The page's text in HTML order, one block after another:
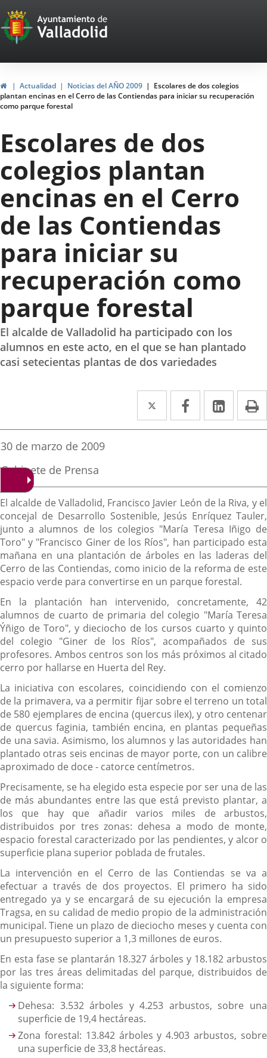
Portal
Web
del
Ayuntamiento
de
Valladolid
HomeActualidad Noticias del AÑO 2009
Escolares de dos colegios
plantan encinas en el Cerro de las Contiendas para iniciar su recuperación
como parque forestal
Escolares de dos
colegios plantan
encinas en el Cerro
de las Contiendas
para iniciar su
recuperación como
parque forestal
El alcalde de Valladolid ha participado con los
alumnos en este acto, en el que se han plantado
casi setecientas plantas de dos variedades
Twitter
Enlace
a
externa.
Facebook
Enlace
a
externa.
Enlace
a
Fecha
la
noticia
30 de marzo de 2009
Fuente
la
noticia
Gabinete de Prensa
Descripción
El alcalde de Valladolid, Francisco Javier León de la Riva, y el
concejal de Desarrollo Sostenible, Jesús Enríquez Tauler,
junto a alumnos de los colegios "María Teresa Iñigo de
Toro" y "Francisco Giner de los Ríos", han participado esta
mañana en una plantación de árboles en las laderas del
Cerro de las Contiendas, como inicio de la reforma de este
espacio verde para convertirse en un parque forestal.
En la plantación han intervenido, concretamente, 42
alumnos de cuarto de primaria del colegio "María Teresa
Ýñigo de Toro", y dieciocho de los cursos cuarto y quinto
del colegio "Giner de los Ríos", acompañados de sus
profesores. Ambos centros son los más próximos al citado
cerro por hallarse en Huerta del Rey.
La iniciativa con escolares, coincidiendo con el comienzo
de la primavera, va a permitir fijar sobre el terreno un total
de 580 ejemplares de encina (quercus ilex), y otro centenar
de quercus faginia, también encina, en plantas pequeñas
de una savia. Asimismo, los alumnos y las autoridades han
plantado otras seis encinas de mayor porte, con un calibre
aproximado de doce - catorce centímetros.
Precisamente, se ha elegido esta especie por ser una de las
de más abundantes entre las que está previsto plantar, a
los que hay que añadir varios miles de arbustos,
distribuidos por tres zonas: dehesa a modo de monte,
espacio forestal caracterizado por las pendientes, y alcor o
superficie plana superior poblada de frutales.
La intervención en el Cerro de las Contiendas se va a
efectuar a través de dos proyectos. El primero ha sido
entregado ya y se encargará de su ejecución la empresa
Tragsa, en su calidad de medio propio de la administración
municipal. Tiene un plazo de dieciocho meses y cuenta con
un presupuesto superior a 1,3 millones de euros.
En esta fase se plantarán 18.327 árboles y 18.182 arbustos
por las tres áreas delimitadas del parque, distribuidos de
la siguiente forma:
Dehesa: 3.532 árboles y 4.253 arbustos, sobre una
superficie de 19,4 hectáreas.
Zona forestal: 13.842 árboles y 4.903 arbustos, sobre
una superficie de 33,8 hectáreas.